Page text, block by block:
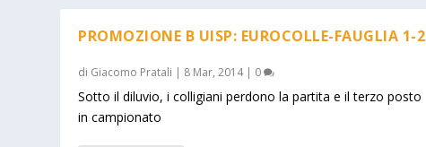
PROMOZIONE B UISP: EUROCOLLE-FAUGLIA 1-2
di Giacomo Pratali | 8 Mar, 2014| 0
Sotto il diluvio, i colligiani perdono la partita e il terzo posto
in campionato